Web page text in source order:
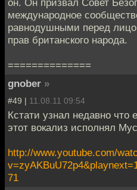
он. Он призвал Совет
международное
равнодушными перед
прав британского народа.
==============
gnober »
#49 | 11.08.11 09:54
Кстати узнал недавно
этот вокализ исполнял
http://www.youtube.com/
71